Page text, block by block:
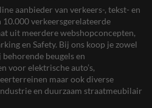
aanbieder van verkeers-, tekst- en
verkeersgerelateerde
uit meerdere webshopconcepten,
en Safety. Bij ons koop je zowel
beugels en
voor elektrische auto’s,
maar ook diverse
en duurzaam straatmeubilair